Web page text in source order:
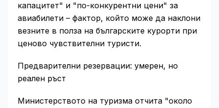
капацитет" и "по-конкурентни цени" за
авиабилети – фактор, който може да наклони
везните в полза на българските курорти при
ценово чувствителни туристи.
Предварителни резервации: умерен, но
реален ръст
Министерството на туризма отчита "около